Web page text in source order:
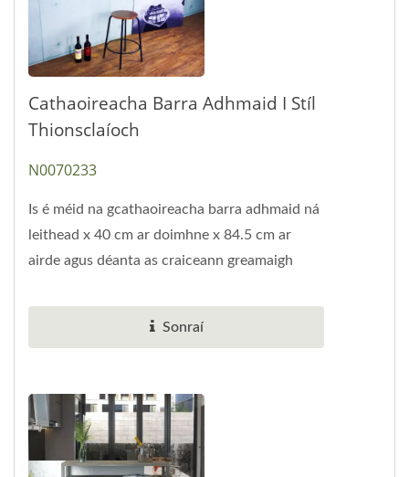
Cathaoireacha Barra Adhmaid I Stíl
Thionsclaíoch
N0070233
Is é méid na gcathaoireacha barra adhmaid ná
leithead x 40 cm ar doimhne x 84.5 cm ar
airde agus déanta as craiceann greamaigh
Sonraí